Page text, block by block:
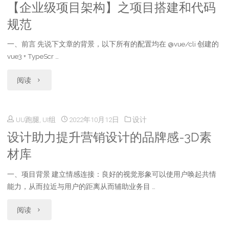
【企业级项目架构】之项目搭建和代码
规范
一、前言 先说下文章的背景，以下所有的配置均在 @vue/cli 创建的
vue3 + TypeScr …
阅读 "【企
级
项
架
UU跑腿, UI组 2022年10月12日 设计
设计助力提升营销设计的品牌感-3D素
材库
一、项目背景 建立情感连接：良好的视觉形象可以使用户唤起共情
能力，从而拉近与用户的距离从而辅助业务目 …
阅读 "设